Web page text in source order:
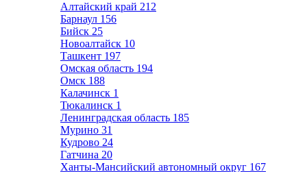
Алтайский край 212
Барнаул 156
Бийск 25
Новоалтайск 10
Ташкент 197
Омская область 194
Омск 188
Калачинск 1
Тюкалинск 1
Ленинградская область 185
Мурино 31
Кудрово 24
Гатчина 20
Ханты-Мансийский автономный округ 167